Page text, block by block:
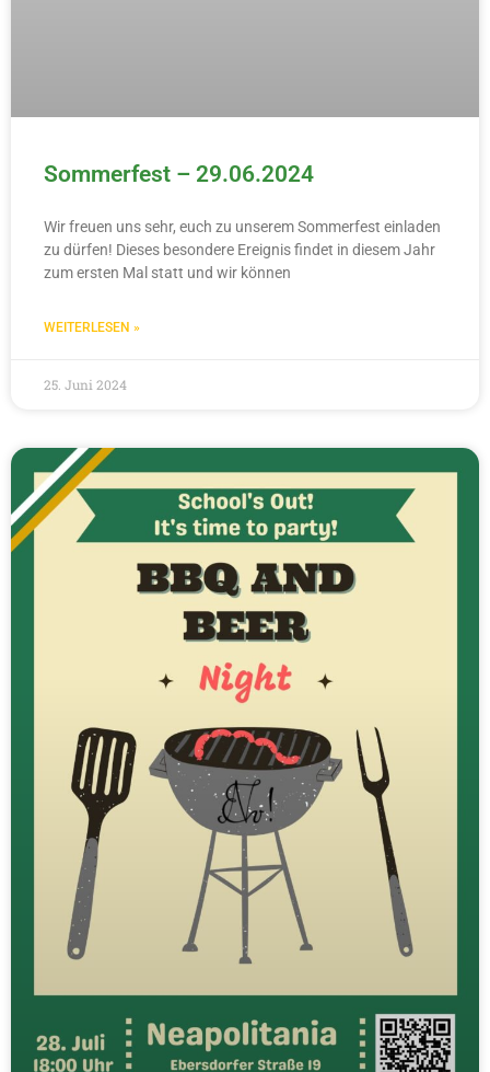
Sommerfest – 29.06.2024
Wir freuen uns sehr, euch zu unserem Sommerfest einladen
zu dürfen! Dieses besondere Ereignis findet in diesem Jahr
zum ersten Mal statt und wir können
WEITERLESEN »
25. Juni 2024